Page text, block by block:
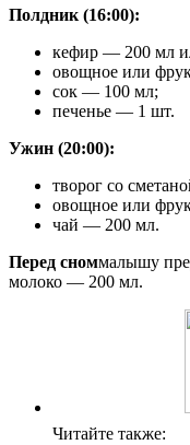
Полдник (16:00):
кефир — 200 мл
овощное или
сок — 100 мл;
печенье — 1 шт.
Ужин (20:00):
творог со
овощное или
чай — 200 мл.
Перед сноммалышу
молоко — 200 мл.
Читайте также: